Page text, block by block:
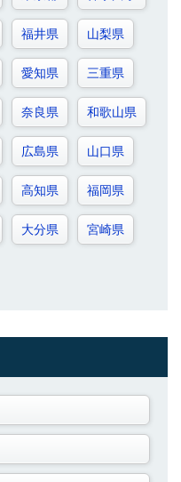
福井県 山梨県
愛知県 三重県
奈良県 和歌山県
広島県 山口県
高知県 福岡県
大分県 宮崎県